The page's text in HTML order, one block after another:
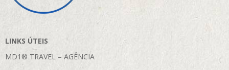
LINKS ÚTEIS
MD1® TRAVEL – AGÊNCIA